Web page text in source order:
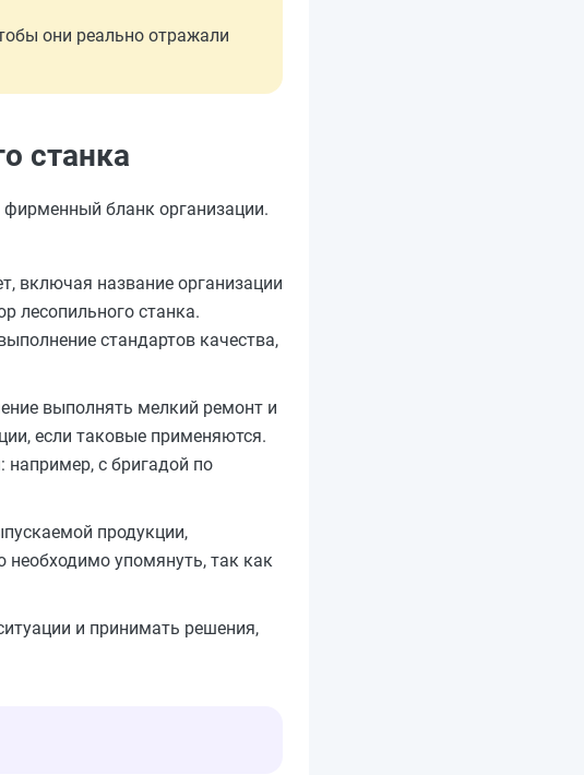
они реально отражали
станка
фирменный бланк организации.
включая название организации
лесопильного станка.
стандартов качества,
выполнять мелкий ремонт и
если таковые применяются.
с бригадой по
продукции,
необходимо упомянуть, так как
и принимать решения,